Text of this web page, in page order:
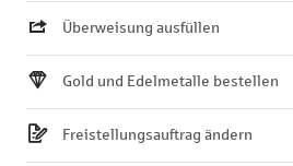
Überweisung ausfüllen
Gold und Edelmetalle bestellen
Freistellungsauftrag ändern